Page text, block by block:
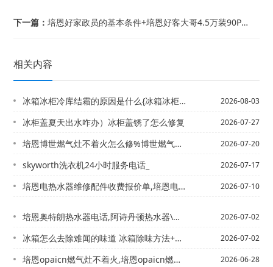
下一篇：培恩好家政员的基本条件+培恩好客大哥4.5万装90P家 好看源于自己喜欢
相关内容
冰箱冰柜冷库结霜的原因是什么{冰箱冰柜漏水怎么处理 2026-08-03
冰柜盖夏天出水咋办）冰柜盖锈了怎么修复 2026-07-27
培恩博世燃气灶不着火怎么修%博世燃气灶打不着火的原因 2026-07-20
skyworth洗衣机24小时服务电话_ 2026-07-17
培恩电热水器维修配件收费报价单,培恩电热水器维修配件收费报价单图片官方发布 2026-07-10
培恩奥特朗热水器电话,阿诗丹顿热水器\奥特朗热水器合肥维修电话,奥特朗售后服务热... 2026-07-02
冰箱怎么去除难闻的味道 冰箱除味方法+冰箱怎么消毒 冰箱的消毒方法介绍 2026-07-02
培恩opaicn燃气灶不着火,培恩opaicn燃气灶打不着火 2026-06-28